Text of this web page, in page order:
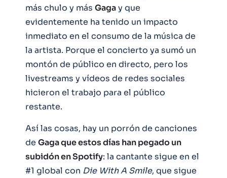
más chulo y más Gagay que
evidentemente ha tenido un impacto
inmediato en el consumo de la música de
la artista. Porque el concierto ya sumó un
montón de público en directo, pero los
livestreams y vídeos de redes sociales
hicieron el trabajo para el público
restante.
Así las cosas, hay un porrón de canciones
de Gaga que estos días han pegado un
subidón en Spotify: la cantante sigue en el
#1 global con Die With A Smile, que sigue